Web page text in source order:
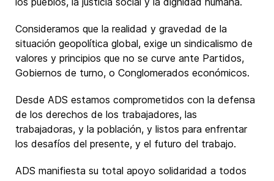
Consideramos que la realidad y gravedad de la
situación geopolítica global, exige un sindicalismo de
valores y principios que no se curve ante Partidos,
Gobiernos de turno, o Conglomerados económicos.
Desde ADS estamos comprometidos con la defensa
de los derechos de los trabajadores, las
trabajadoras, y la población, y listos para enfrentar
los desafíos del presente, y el futuro del trabajo.
ADS manifiesta su total apoyo solidaridad a todos